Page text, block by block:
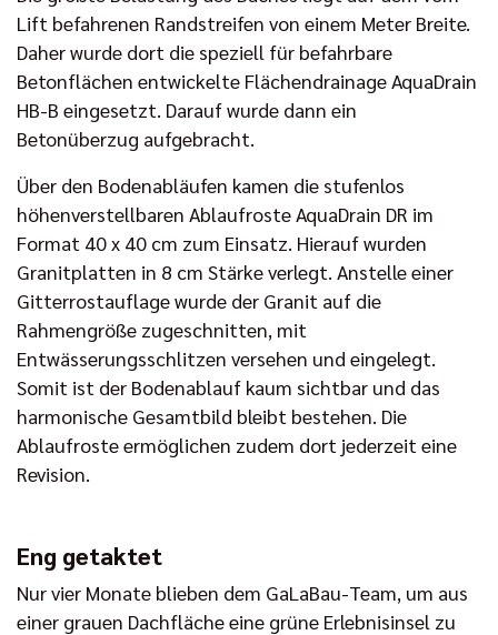
Lift befahrenen Randstreifen von einem Meter Breite.
Daher wurde dort die speziell für befahrbare
Betonflächen entwickelte Flächendrainage AquaDrain
HB-B eingesetzt. Darauf wurde dann ein
Betonüberzug aufgebracht.
Über den Bodenabläufen kamen die stufenlos
höhenverstellbaren Ablaufroste AquaDrain DR im
Format 40 x 40 cm zum Einsatz. Hierauf wurden
Granitplatten in 8 cm Stärke verlegt. Anstelle einer
Gitterrostauflage wurde der Granit auf die
Rahmengröße zugeschnitten, mit
Entwässerungsschlitzen versehen und eingelegt.
Somit ist der Bodenablauf kaum sichtbar und das
harmonische Gesamtbild bleibt bestehen. Die
Ablaufroste ermöglichen zudem dort jederzeit eine
Revision.
Eng getaktet
Nur vier Monate blieben dem GaLaBau-Team, um aus
einer grauen Dachfläche eine grüne Erlebnisinsel zu